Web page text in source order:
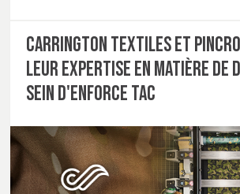
Carrington Textiles et
leur expertise en matière de
sein d'Enforce Tac